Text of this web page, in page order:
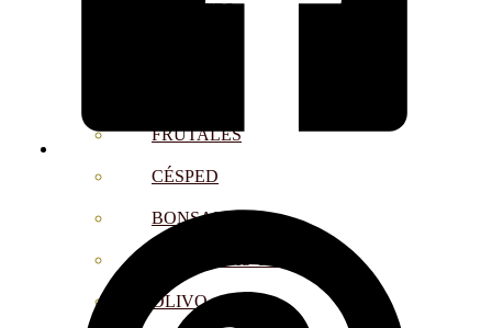
TOMATES
FRUTALES
CÉSPED
BONSAI
OLIVO